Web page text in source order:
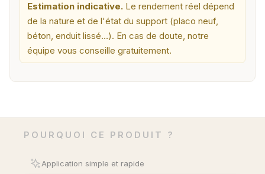
Estimation indicative. Le rendement réel dépend
de la nature et de l'état du support (placo neuf,
béton, enduit lissé…). En cas de doute, notre
équipe vous conseille gratuitement.
POURQUOI CE PRODUIT ?
Application simple et rapide